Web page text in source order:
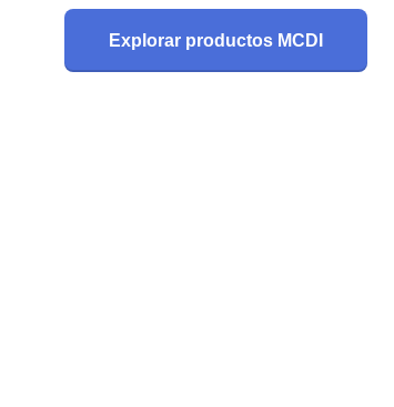
Explorar productos MCDI